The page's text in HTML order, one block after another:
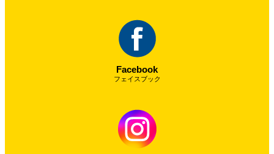
Facebook
フェイスブック